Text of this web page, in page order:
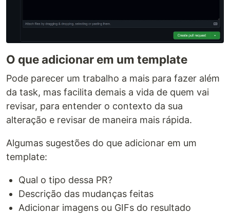
O que adicionar em um template
Pode parecer um trabalho a mais para fazer além
da task, mas facilita demais a vida de quem vai
revisar, para entender o contexto da sua
alteração e revisar de maneira mais rápida.
Algumas sugestões do que adicionar em um
template:
Qual o tipo dessa PR?
Descrição das mudanças feitas
Adicionar imagens ou GIFs do resultado